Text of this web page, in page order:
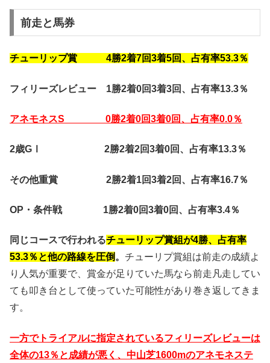
前走と馬券
チューリップ賞 4勝2着7回3着5回、占有率53.3％
フィリーズレビュー 1勝2着0回3着3回、占有率13.3％
アネモネスS 0勝2着0回3着0回、占有率0.0％
2歳GⅠ 2勝2着2回3着0回、占有率13.3％
その他重賞 2勝2着1回3着2回、占有率16.7％
OP・条件戦 1勝2着0回3着0回、占有率3.4％
同じコースで行われるチューリップ賞組が4勝、占有率
53.3％と他の路線を圧倒。 チューリプ賞組は前走の成績よ
り人気が重要で、賞金が足りていた馬なら前走凡走してい
ても叩き台として使っていた可能性があり巻き返してきま
す。
一方でトライアルに指定されているフィリーズレビューは
全体の13％と成績が悪く、中山芝1600mのアネモネステ